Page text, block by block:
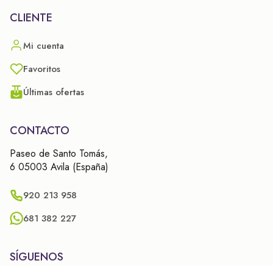
CLIENTE
Mi cuenta
Favoritos
Últimas ofertas
CONTACTO
Paseo de Santo Tomás,
6 05003 Avila (España)
920 213 958
681 382 227
SÍGUENOS